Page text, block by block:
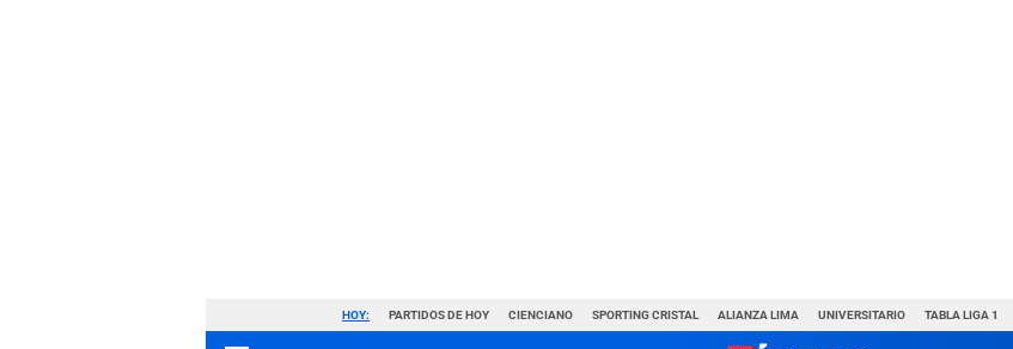
HOY: PARTIDOS DE HOY CIENCIANO SPORTING CRISTAL ALIANZA LIMA UNIVERSITARIO TABLA LIGA 1